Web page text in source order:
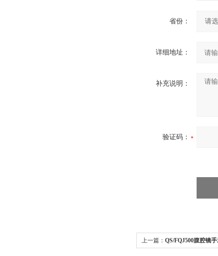
省份：
详细地址：
补充说明：
验证码：
上一篇： QS/FQJ500腹腔镜